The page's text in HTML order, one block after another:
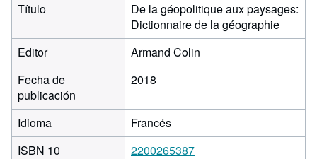
Título
De la géopolitique aux paysages:
Dictionnaire de la géographie
Editor
Armand Colin
Fecha de
publicación
2018
Idioma
Francés
ISBN 10
2200265387